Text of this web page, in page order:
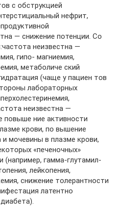
с обструкцией
нефрит,
— снижение потенции. Со
неизвестна —
гипо- магниемия,
метаболиче­ ский
(чаще у пациен­ тов
лабораторных
неизвестна —
повыше­ ние активности
крови, по­ вышение
мочевины в плазме крови,
«печеночных»
(например, гамма-глутамил-
лейкопения,
снижение толерантности
латентно